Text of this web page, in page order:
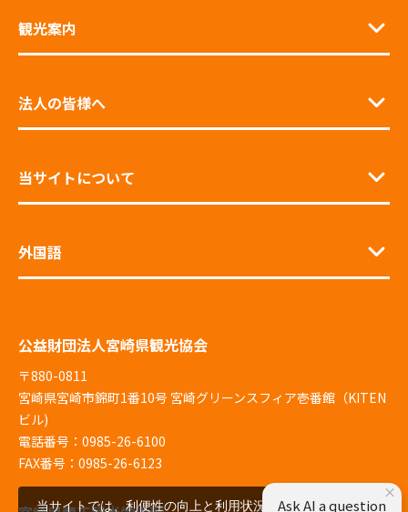
観光案内
法人の皆様へ
当サイトについて
外国語
公益財団法人宮崎県観光協会
〒880-0811
宮崎県宮崎市錦町1番10号 宮崎グリーンスフィア壱番館（KITEN
ビル)
電話番号：0985-26-6100
FAX番号：0985-26-6123
当サイトでは、利便性の向上と利用状況の解析、広告配
×
Ask AI a question